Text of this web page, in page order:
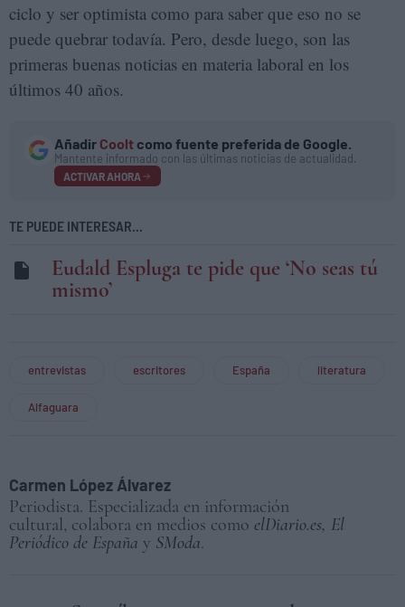
ciclo y ser optimista como para saber que eso no se
puede quebrar todavía. Pero, desde luego, son las
primeras buenas noticias en materia laboral en los
últimos 40 años.
Añadir Coolt como fuente preferida de Google.
Mantente informado con las últimas noticias de actualidad.
ACTIVAR AHORA
TE PUEDE INTERESAR...
Eudald Espluga te pide que ‘No seas tú
mismo’
entrevistas escritores España literatura
Alfaguara
Carmen López Álvarez
Periodista. Especializada en información
cultural, colabora en medios como elDiario.es, El
Periódico de España y SModa.